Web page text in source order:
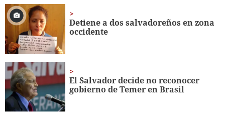
51
seconds
Detiene a dos salvadoreños en zona
occidente
El Salvador decide no reconocer
gobierno de Temer en Brasil